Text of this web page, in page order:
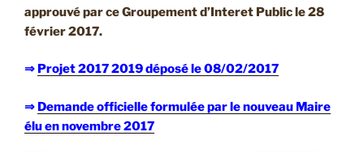
approuvé par ce Groupement d’Interet Public le 28
février 2017.
⇒ Projet 2017 2019 déposé le 08/02/2017
⇒ Demande officielle formulée par le nouveau Maire
élu en novembre 2017